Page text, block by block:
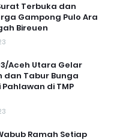
Terbuka dan
Gampong Pulo Ara
Bireuen
Aceh Utara Gelar
dan Tabur Bunga
di TMP
Ramah Setiap